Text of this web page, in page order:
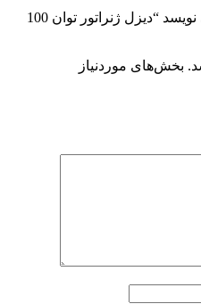
اولین کسی باشید که دیدگاهی می نویسد “دیزل ژنراتور توان 100
بخش‌های موردنیاز